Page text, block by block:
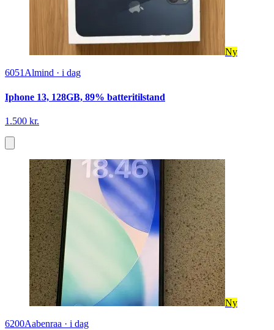
Ny
6051 Almind · i dag
Iphone 13, 128GB, 89% batteritilstand
1.500 kr.
Ny
6200Aabenraa · i dag